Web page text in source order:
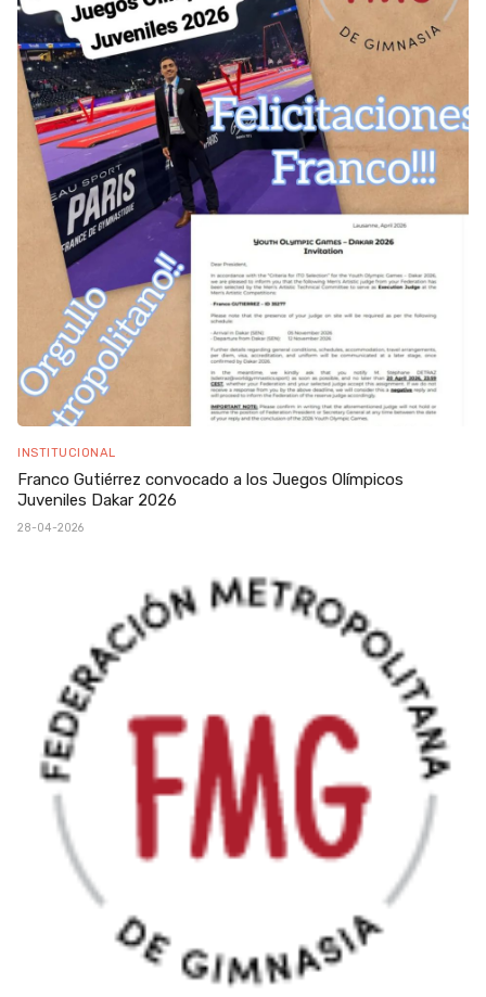
INSTITUCIONAL
Franco Gutiérrez convocado a los Juegos Olímpicos
Juveniles Dakar 2026
28-04-2026